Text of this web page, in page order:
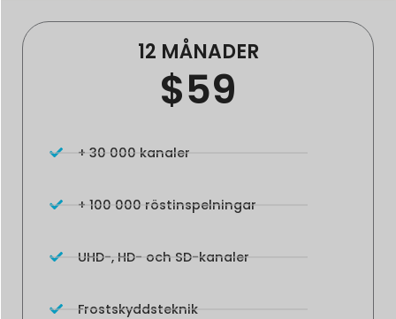
12 MÅNADER
$59
+ 30 000 kanaler
+ 100 000 röstinspelningar
UHD-, HD- och SD-kanaler
Frostskyddsteknik